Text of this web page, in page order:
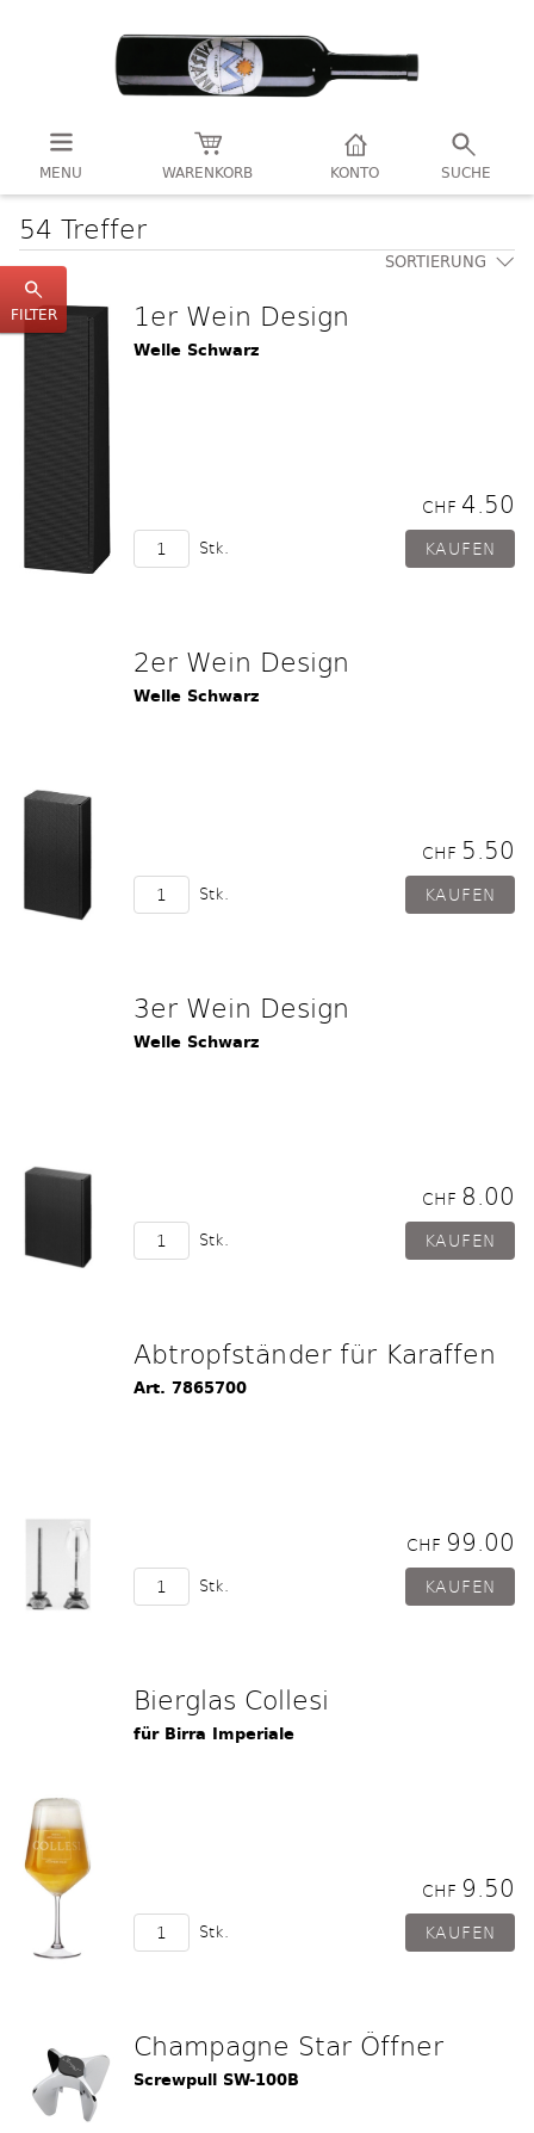
MENU WARENKORB KONTO SUCHE
FILTER
54 Treffer
SORTIERUNG
1er Wein Design
Welle Schwarz
CHF 4.50
Stk.
2er Wein Design
Welle Schwarz
CHF 5.50
Stk.
3er Wein Design
Welle Schwarz
CHF 8.00
Stk.
Abtropfständer für Karaffen
Art. 7865700
CHF 99.00
Stk.
Bierglas Collesi
für Birra Imperiale
CHF 9.50
Stk.
Champagne Star Öffner
Screwpull SW-100B